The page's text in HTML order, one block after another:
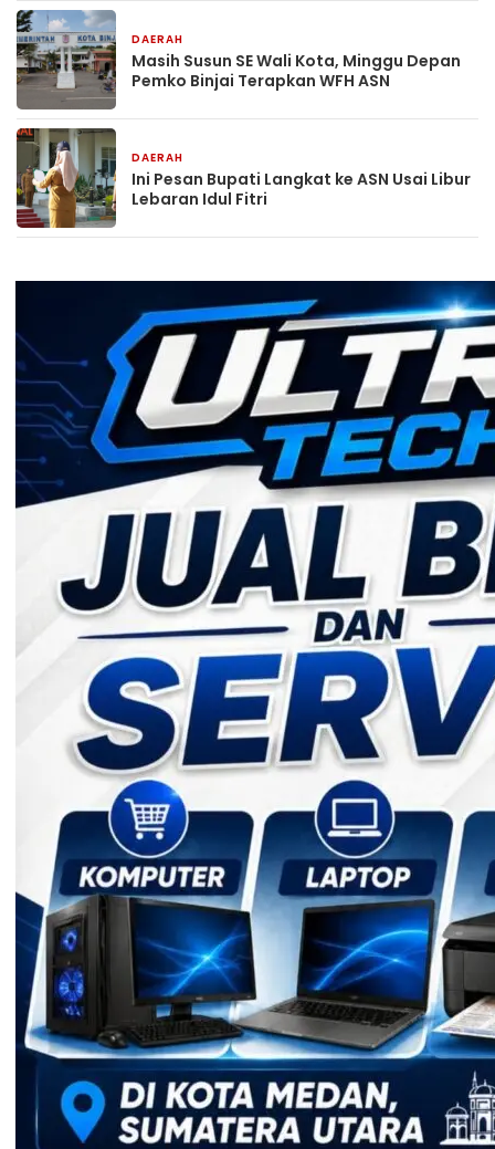
DAERAH
Masih Susun SE Wali Kota, Minggu Depan
Pemko Binjai Terapkan WFH ASN
DAERAH
Ini Pesan Bupati Langkat ke ASN Usai Libur
Lebaran Idul Fitri